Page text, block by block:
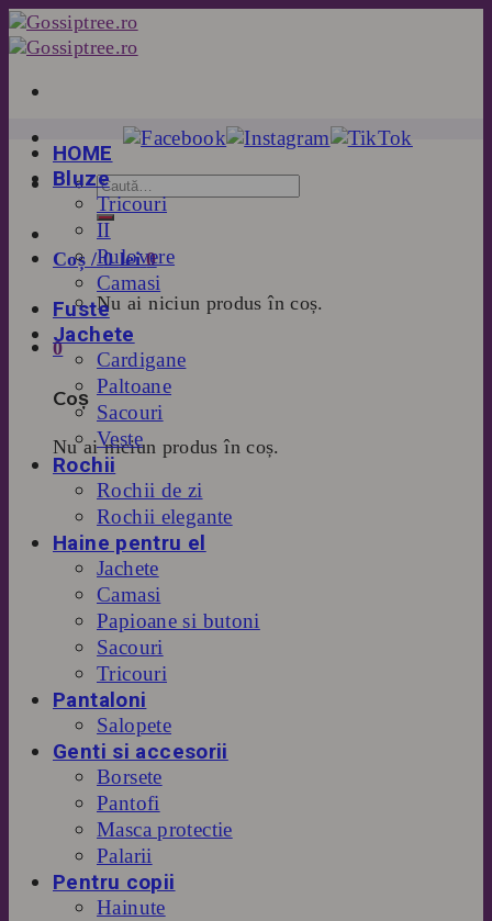
Skip
to
Coș /0lei 0
Nu ai niciun produs în coș.
0
Coș
Nu ai niciun produs în coș.
HOME
Bluze
Tricouri
II
Pulovere
Camasi
Fuste
Jachete
Cardigane
Paltoane
Sacouri
Veste
Rochii
Rochii de zi
Rochii elegante
Haine pentru el
Jachete
Camasi
Papioane si butoni
Sacouri
Tricouri
Pantaloni
Salopete
Genti si accesorii
Borsete
Pantofi
Masca protectie
Palarii
Pentru copii
Hainute